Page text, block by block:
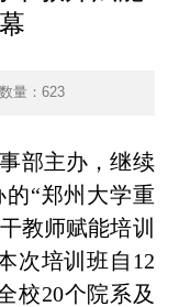
量： 623
部主办 ，继续
“郑州大学重
教师赋能培训
次培训班自12
校20个院系及